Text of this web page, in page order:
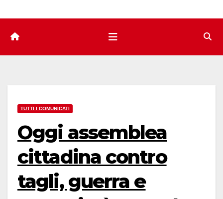
TUTTI I COMUNICATI
Oggi assemblea
cittadina contro
tagli, guerra e